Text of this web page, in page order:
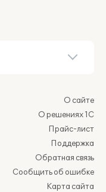
О сайте
О решениях 1С
Прайс-лист
Поддержка
Обратная связь
Сообщить об ошибке
Карта сайта